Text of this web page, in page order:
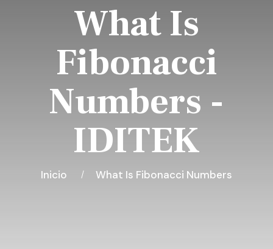
What Is
Fibonacci
Numbers -
IDITEK
Inicio What Is Fibonacci Numbers